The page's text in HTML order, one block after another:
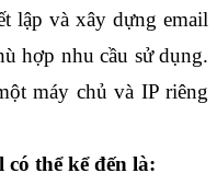
lập và xây dựng email
hợp nhu cầu sử dụng.
máy chủ và IP riêng
thể kể đến là: